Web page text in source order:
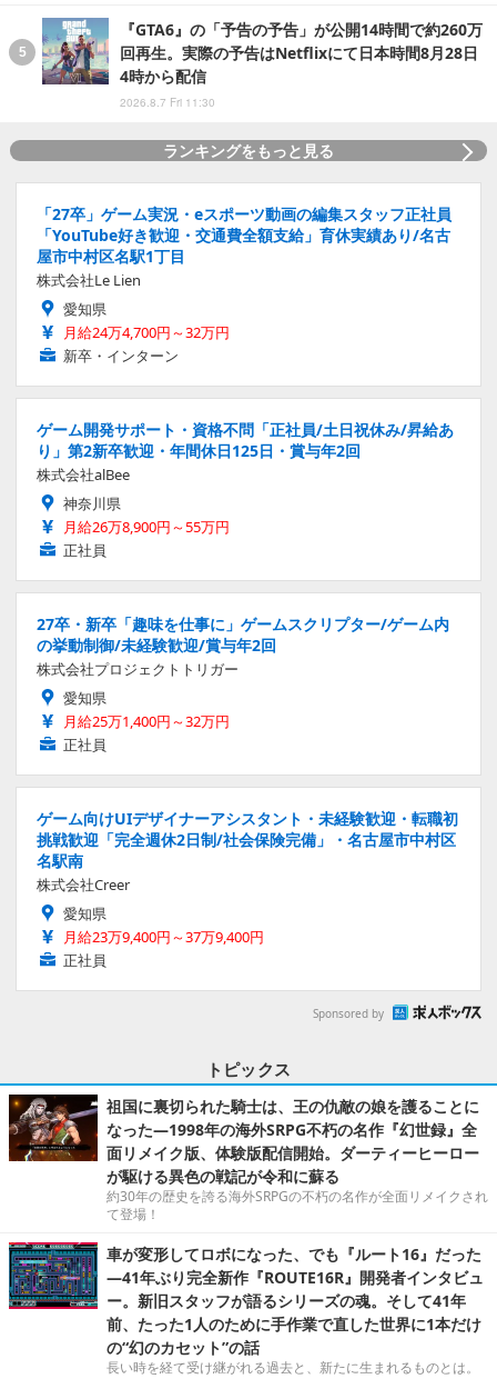
『GTA6』の「予告の予告」が公開14時間で約260万
回再生。実際の予告はNetflixにて日本時間8月28日
4時から配信
2026.8.7 Fri 11:30
ランキングをもっと見る
「27卒」ゲーム実況・eスポーツ動画の編集スタッフ正社員
「YouTube好き歓迎・交通費全額支給」育休実績あり/名古
屋市中村区名駅1丁目
株式会社Le Lien
愛知県
月給24万4,700円～32万円
新卒・インターン
ゲーム開発サポート・資格不問「正社員/土日祝休み/昇給あ
り」第2新卒歓迎・年間休日125日・賞与年2回
株式会社alBee
神奈川県
月給26万8,900円～55万円
正社員
27卒・新卒「趣味を仕事に」ゲームスクリプター/ゲーム内
の挙動制御/未経験歓迎/賞与年2回
株式会社プロジェクトトリガー
愛知県
月給25万1,400円～32万円
正社員
ゲーム向けUIデザイナーアシスタント・未経験歓迎・転職初
挑戦歓迎「完全週休2日制/社会保険完備」・名古屋市中村区
名駅南
株式会社Creer
愛知県
月給23万9,400円～37万9,400円
正社員
Sponsored by
トピックス
祖国に裏切られた騎士は、王の仇敵の娘を護ることに
なった―1998年の海外SRPG不朽の名作『幻世録』全
面リメイク版、体験版配信開始。ダーティーヒーロー
が駆ける異色の戦記が令和に蘇る
約30年の歴史を誇る海外SRPGの不朽の名作が全面リメイクされ
て登場！
車が変形してロボになった、でも『ルート16』だった
―41年ぶり完全新作『ROUTE16R』開発者インタビュ
ー。新旧スタッフが語るシリーズの魂。そして41年
前、たった1人のために手作業で直した世界に1本だけ
の“幻のカセット”の話
長い時を経て受け継がれる過去と、新たに生まれるものとは。